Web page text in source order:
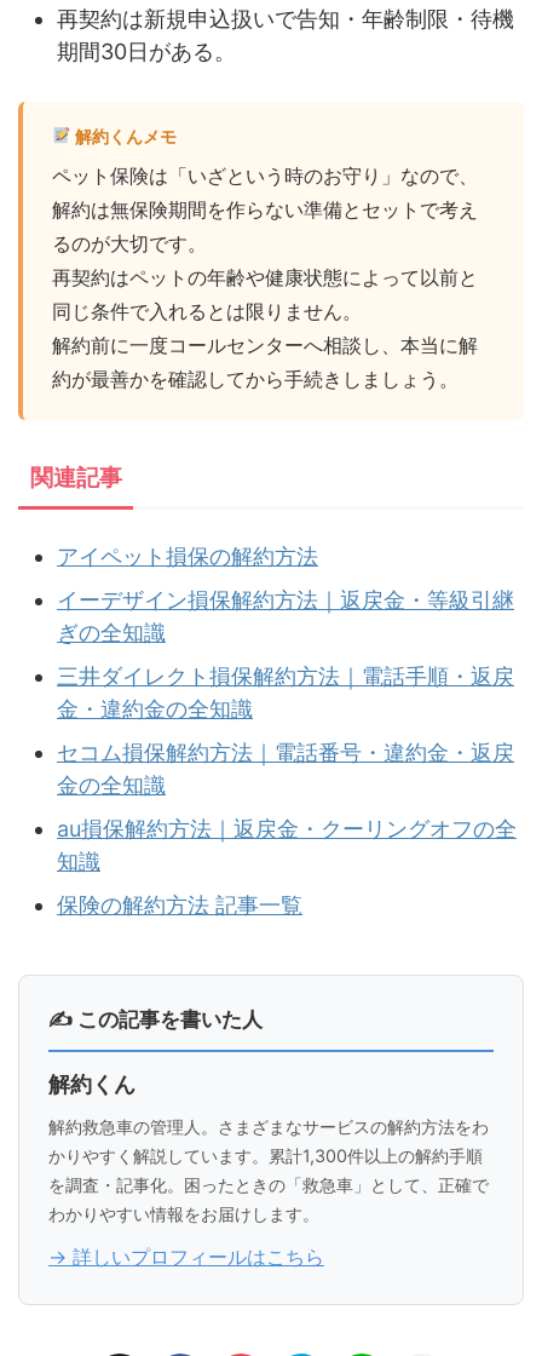
再契約は新規申込扱いで告知・年齢制限・待機
期間30日がある。
解約くんメモ
ペット保険は「いざという時のお守り」なので、
解約は無保険期間を作らない準備とセットで考え
るのが大切です。
再契約はペットの年齢や健康状態によって以前と
同じ条件で入れるとは限りません。
解約前に一度コールセンターへ相談し、本当に解
約が最善かを確認してから手続きしましょう。
関連記事
アイペット損保の解約方法
イーデザイン損保解約方法｜返戻金・等級引継
ぎの全知識
三井ダイレクト損保解約方法｜電話手順・返戻
金・違約金の全知識
セコム損保解約方法｜電話番号・違約金・返戻
金の全知識
au損保解約方法｜返戻金・クーリングオフの全
知識
保険の解約方法 記事一覧
✍ この記事を書いた人
解約くん
解約救急車の管理人。さまざまなサービスの解約方法をわ
かりやすく解説しています。累計1,300件以上の解約手順
を調査・記事化。困ったときの「救急車」として、正確で
わかりやすい情報をお届けします。
→ 詳しいプロフィールはこちら